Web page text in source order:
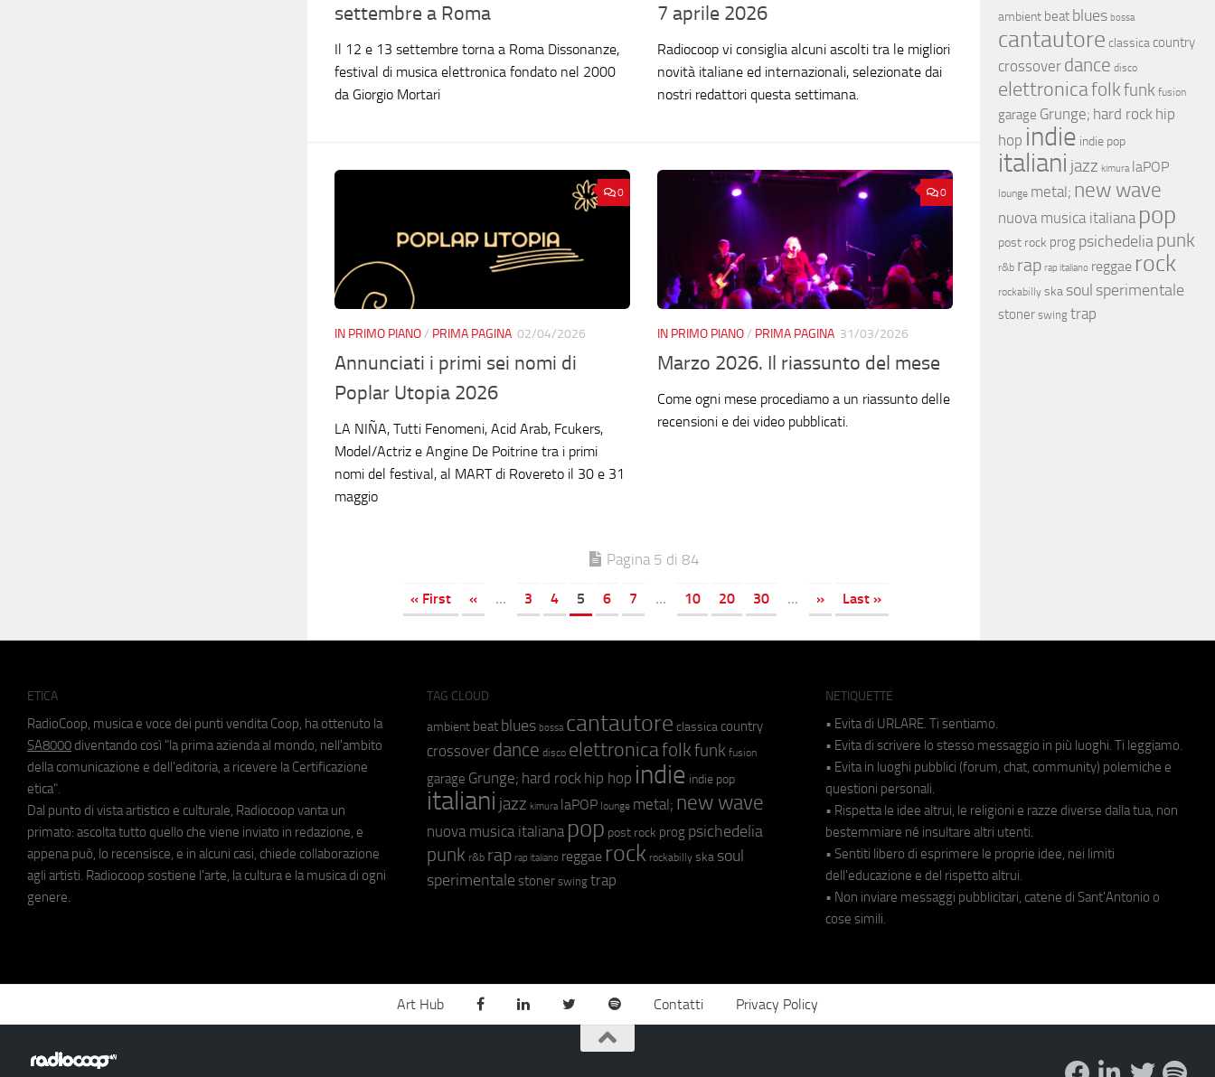
settembre a Roma
Il 12 e 13 settembre torna a Roma Dissonanze,
festival di musica elettronica fondato nel 2000
da Giorgio Mortari
7 aprile 2026
Radiocoop vi consiglia alcuni ascolti tra le migliori
novità italiane ed internazionali, selezionate dai
nostri redattori questa settimana.
0
IN PRIMO PIANO/ PRIMA PAGINA 02/04/2026
Annunciati i primi sei nomi di
Poplar Utopia 2026
LA NIÑA, Tutti Fenomeni, Acid Arab, Fcukers,
Model/Actriz e Angine De Poitrine tra i primi
nomi del festival, al MART di Rovereto il 30 e 31
maggio
0
IN PRIMO PIANO/ PRIMA PAGINA 31/03/2026
Marzo 2026. Il riassunto del mese
Come ogni mese procediamo a un riassunto delle
recensioni e dei video pubblicati.
Pagina 5 di 84
« First « ... 3 4 5 6 7 ... 10 20 30 ... » Last »
ambient beat blues bossa
cantautore classica country
crossover dance disco
elettronicafolkfunk fusion
garage Grunge; hard rock hip
hop indie indie pop
italiani jazz kimura laPOP
lounge metal; new wave
nuova musica italiana pop
post rock prog psichedeliapunk
r&b rap rap italiano reggae rock
rockabilly ska soul sperimentale
stoner swing trap
ETICA
RadioCoop, musica e voce dei punti vendita Coop, ha ottenuto la
SA8000 diventando così "la prima azienda al mondo, nell'ambito
della comunicazione e dell'editoria, a ricevere la Certificazione
etica".
Dal punto di vista artistico e culturale, Radiocoop vanta un
primato: ascolta tutto quello che viene inviato in redazione, e
appena può, lo recensisce, e in alcuni casi, chiede collaborazione
agli artisti. Radiocoop sostiene l'arte, la cultura e la musica di ogni
genere.
TAG CLOUD
ambient beat blues bossa cantautore classica country
crossover dance disco elettronicafolkfunk fusion
garage Grunge; hard rock hip hop indie indie pop
italiani jazz kimura laPOP lounge metal; new wave
nuova musica italiana pop post rock prog psichedelia
punk r&b rap rap italiano reggae rock rockabilly ska soul
sperimentale stoner swing trap
NETIQUETTE
• Evita di URLARE. Ti sentiamo.
• Evita di scrivere lo stesso messaggio in più luoghi. Ti leggiamo.
• Evita in luoghi pubblici (forum, chat, community) polemiche e
questioni personali.
• Rispetta le idee altrui, le religioni e razze diverse dalla tua, non
bestemmiare né insultare altri utenti.
• Sentiti libero di esprimere le proprie idee, nei limiti
dell'educazione e del rispetto altrui.
• Non inviare messaggi pubblicitari, catene di Sant'Antonio o
cose simili.
Art Hub Contatti Privacy Policy